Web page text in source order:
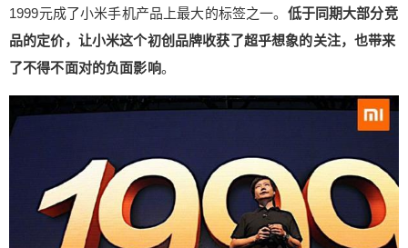
1999元成了小米手机产品上最大的标签之一。 低于同期大部分竞
品的定价，让小米这个初创品牌收获了超乎想象的关注，也带来
了不得不面对的负面影响。
品牌收获了超乎想象的关注，也带来了不得不面对
的负面影响。 受限于较低的定价，即使小米采取了
早期薄利后期提升单品利润率的做法，小米手机也
无法有足够高品质的硬件。这招在2011年起手机行
业尚处混沌的阶段内并无大碍，一旦走到中小厂商
纷纷退去、几大厂商群雄逐鹿的分水岭，小米就开
也同样被“性价比”左右，在用低库存降低成本的销售
方针下，那几年的小米很少会提前备好满足市场初
期需求的货源，更乐意采用产品发布并上市一段时
间后才完成产能爬坡，并根据市场反应调整后续。